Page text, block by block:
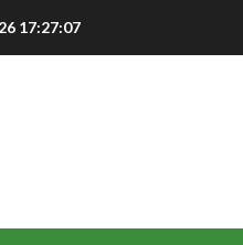
17:27:08